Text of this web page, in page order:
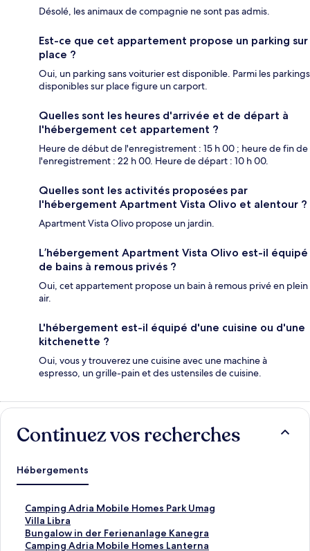
Désolé, les animaux de compagnie ne sont pas admis.
Est-ce que cet appartement propose un parking sur
place ?
Oui, un parking sans voiturier est disponible. Parmi les parkings
disponibles sur place figure un carport.
Quelles sont les heures d'arrivée et de départ à
l'hébergement cet appartement ?
Heure de début de l'enregistrement : 15 h 00 ; heure de fin de
l'enregistrement : 22 h 00. Heure de départ : 10 h 00.
Quelles sont les activités proposées par
l'hébergement Apartment Vista Olivo et alentour ?
Apartment Vista Olivo propose un jardin.
L’hébergement Apartment Vista Olivo est-il équipé
de bains à remous privés ?
Oui, cet appartement propose un bain à remous privé en plein
air.
L'hébergement est-il équipé d'une cuisine ou d'une
kitchenette ?
Oui, vous y trouverez une cuisine avec une machine à
espresso, un grille-pain et des ustensiles de cuisine.
Continuez vos recherches
Hébergements
Camping Adria Mobile Homes Park Umag
L
i
e
n
Villa Libra
L
i
e
Bungalow in der Ferienanlage Kanegra
L
iCamping Adria Mobile Homes Lanterna
L